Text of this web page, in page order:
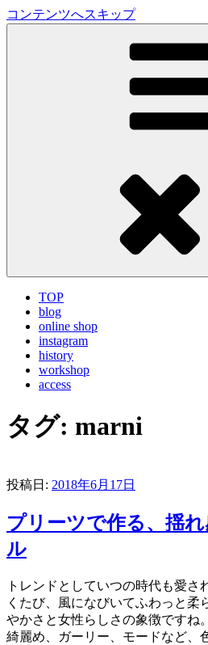
コンテンツへスキップ
LA VILLA ROUGE Blog
TOP
blog
online shop
instagram
history
workshop
access
タグ: marni
投稿日: 2018年6月17日
プリーツで作る、揺
ル
トレンドとしていつの時代も愛さ
くたび、風になびいてふわっと柔
やかさと女性らしさの象徴ですね
綺麗め、ガーリー、モードなど、